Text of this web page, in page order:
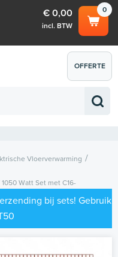
0
€ 0,00
incl. BTW
€ 0,00
OFFERTE
AANVRAGEN
Vloerverwarming
Watt Set met C16-
bij sets! Gebruik